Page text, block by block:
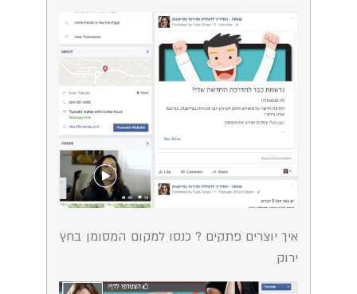
איך יוצרים פתקים ? כנסו למקום המסומן בחץ
ירוק